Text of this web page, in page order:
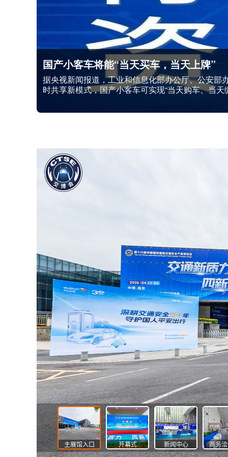
交通新质力 四新筑平安 | 第十六届中国
2026年4月24日，为期3天的第十六届中国国际道
帷幕。本届交博会以“交通新质力四新筑平安”为主
孪生、交通违...